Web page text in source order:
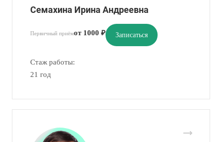
Семахина Ирина Андреевна
Первичный приёмот 1000 ₽ Записаться
Стаж работы:
21 год